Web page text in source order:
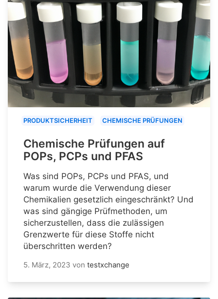
PRODUKTSICHERHEIT CHEMISCHE PRÜFUNGEN
Chemische Prüfungen auf
POPs, PCPs und PFAS
Was sind POPs, PCPs und PFAS, und
warum wurde die Verwendung dieser
Chemikalien gesetzlich eingeschränkt? Und
was sind gängige Prüfmethoden, um
sicherzustellen, dass die zulässigen
Grenzwerte für diese Stoffe nicht
überschritten werden?
5. März, 2023 von testxchange